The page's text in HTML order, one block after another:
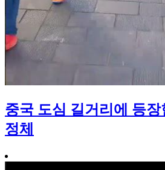
중국 도심 길거리에 등장
정체